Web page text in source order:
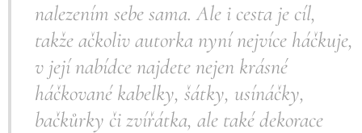
nalezením sebe sama. Ale i cesta je cíl,
takže ačkoliv autorka nyní nejvíce háčkuje,
v její nabídce najdete nejen krásné
háčkované kabelky, šátky, usínáčky,
bačkůrky či zvířátka, ale také dekorace